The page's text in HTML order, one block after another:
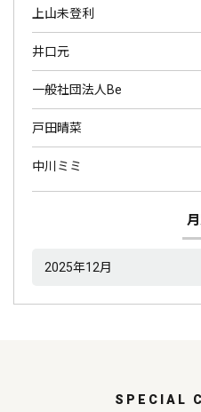
上山未登利
井口元
一般社団法人Be
戸田晴菜
中川ミミ
SPECIAL